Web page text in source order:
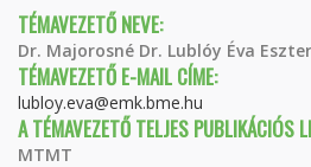
TÉMAVEZETŐ NEVE:
Dr. Majorosné Dr. Lublóy Éva Eszter
TÉMAVEZETŐ E-MAIL CÍME:
lubloy.eva@emk.bme.hu
A TÉMAVEZETŐ TELJES PUBLIKÁCIÓS
MTMT